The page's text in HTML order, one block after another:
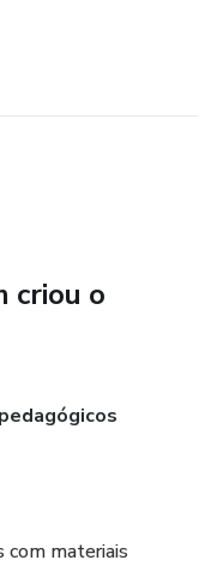
criou o
com materiais